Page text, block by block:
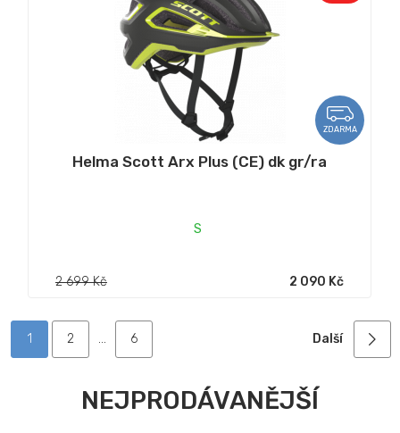
ZDARMA
Helma Scott Arx Plus (CE) dk gr/ra
S
2 699 Kč 2 090 Kč
1 2 ... 6 Další
NEJPRODÁVANĚJŠÍ